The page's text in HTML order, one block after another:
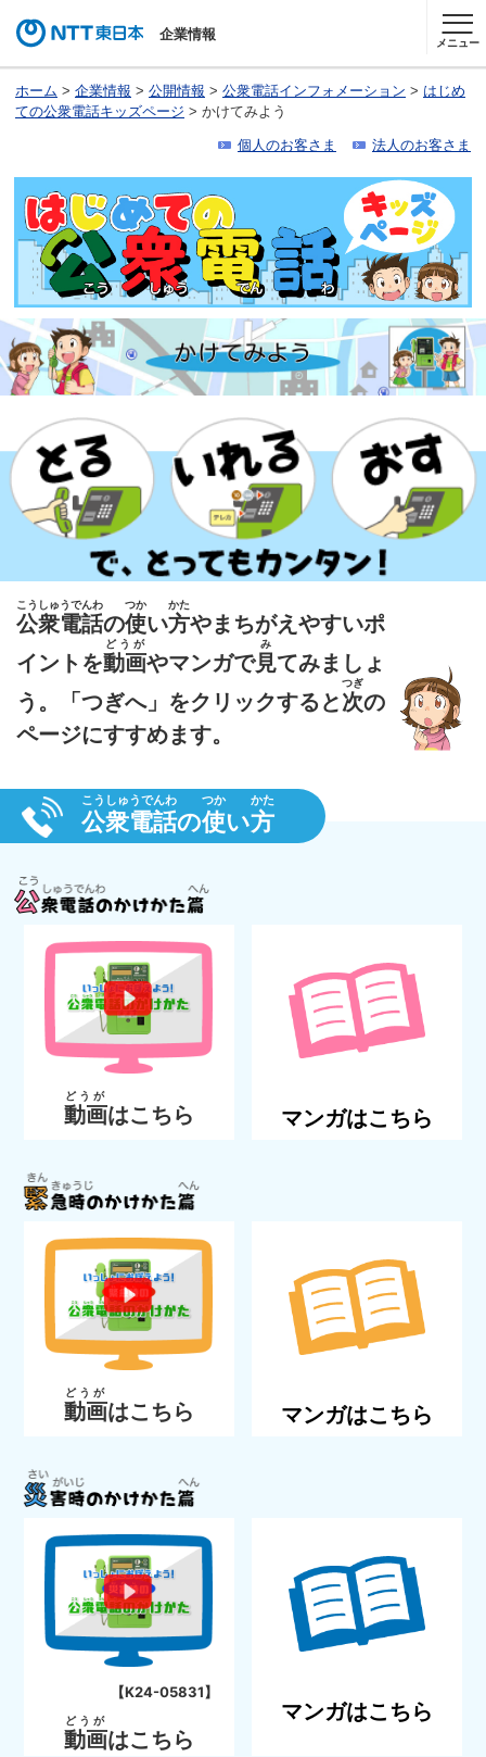
企業情報
メニュー
ホーム > 企業情報 > 公開情報 > 公衆電話インフォメーション > はじめ
ての公衆電話キッズページ > かけてみよう
個人のお客さま 法人のお客さま
公衆電話
こうしゅうでんわ
の使
つか
い方
かた
やまちがえやすいポ
イントを動画
どうが
やマンガで見
み
てみましょ
う。
「つぎへ」をクリックすると次
つぎ
の
ページにすすめます。
公衆電話
こうしゅうでんわ
の使
つか
い方
かた
動画
どうが
はこちら マンガはこちら
動画
どうが
はこちら マンガはこちら
【K24-05831】
動画
どうが
はこちら
マンガはこちら